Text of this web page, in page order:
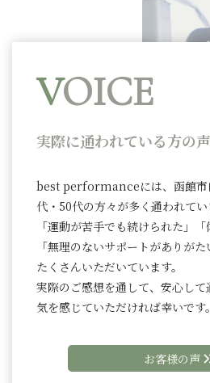
VOICE
実際に通われている方の
best performanceには、函館市
代・50代の方々が多く通われてい
「運動が苦手でも続けられた」「
「無理のないサポートがありが
たくさんいただいています。
実際のご感想を通して、安心し
気を感じていただければ幸いです。
お客様の声